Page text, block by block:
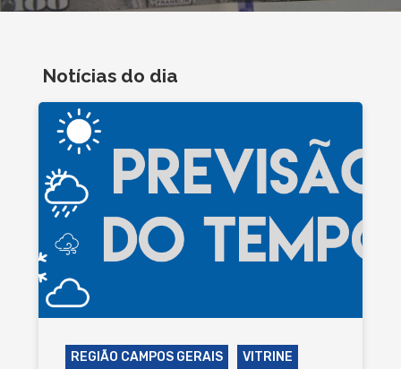
Notícias do dia
REGIÃO CAMPOS GERAIS VITRINE